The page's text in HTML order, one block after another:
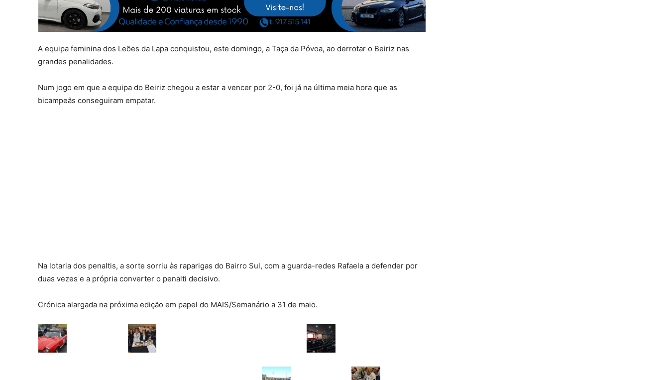
A equipa feminina dos Leões da Lapa conquistou, este domingo, a Taça da Póvoa, ao derrotar o Beiriz nas
grandes penalidades.
Num jogo em que a equipa do Beiriz chegou a estar a vencer por 2-0, foi já na última meia hora que as
bicampeãs conseguiram empatar.
Na lotaria dos penaltis, a sorte sorriu às raparigas do Bairro Sul, com a guarda-redes Rafaela a defender por
duas vezes e a própria converter o penalti decisivo.
Crónica alargada na próxima edição em papel do MAIS/Semanário a 31 de maio.